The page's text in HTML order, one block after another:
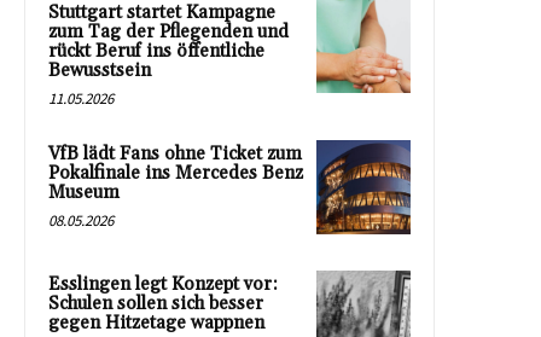
Stuttgart startet Kampagne
zum Tag der Pflegenden und
rückt Beruf ins öffentliche
Bewusstsein
11.05.2026
VfB lädt Fans ohne Ticket zum
Pokalfinale ins Mercedes Benz
Museum
08.05.2026
Esslingen legt Konzept vor:
Schulen sollen sich besser
gegen Hitzetage wappnen